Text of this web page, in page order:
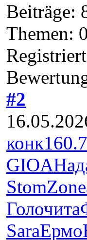
Beiträge:
Themen: 0
#2
конк160.7
GIOA
StomZone
Голочита
SaraЕрмо